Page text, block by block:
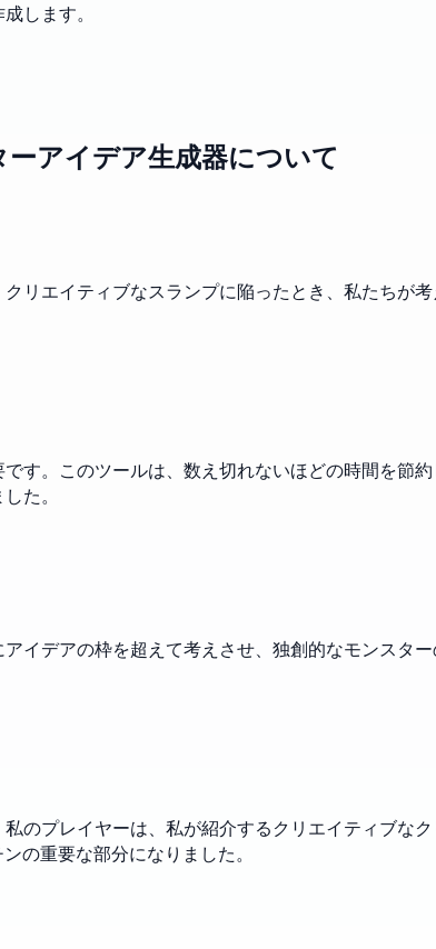
します。
アイデア生成器について
リエイティブなスランプに陥ったとき、私たちが
す。このツールは、数え切れないほどの時間を節
た。
イデアの枠を超えて考えさせ、独創的なモンスタ
のプレイヤーは、私が紹介するクリエイティブな
の重要な部分になりました。